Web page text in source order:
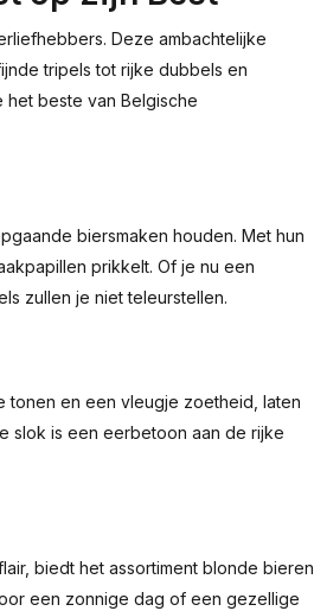
Deze ambachtelijke
tripels tot rijke dubbels en
beste van Belgische
biersmaken houden. Met hun
prikkelt. Of je nu een
zullen je niet teleurstellen.
tonen en een vleugje zoetheid, laten
slok is een eerbetoon aan de rijke
biedt het assortiment blonde bieren
een zonnige dag of een gezellige